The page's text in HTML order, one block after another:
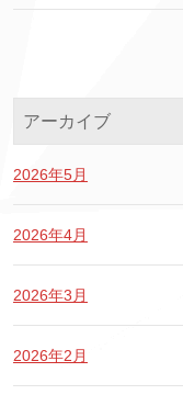
アーカイブ
2026年5月
2026年4月
2026年3月
2026年2月